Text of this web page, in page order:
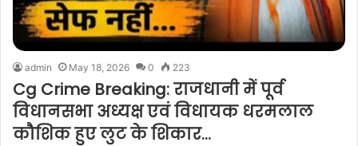
admin May 18, 2026 0 223
Cg Crime Breaking: राजधानी में पूर्व
विधानसभा अध्यक्ष एवं विधायक धरमलाल
कौशिक हुए लुट के शिकार…